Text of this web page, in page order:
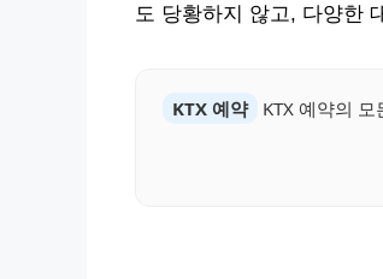
도 당황하지 않고, 다양한
KTX 예약
KTX 예약의